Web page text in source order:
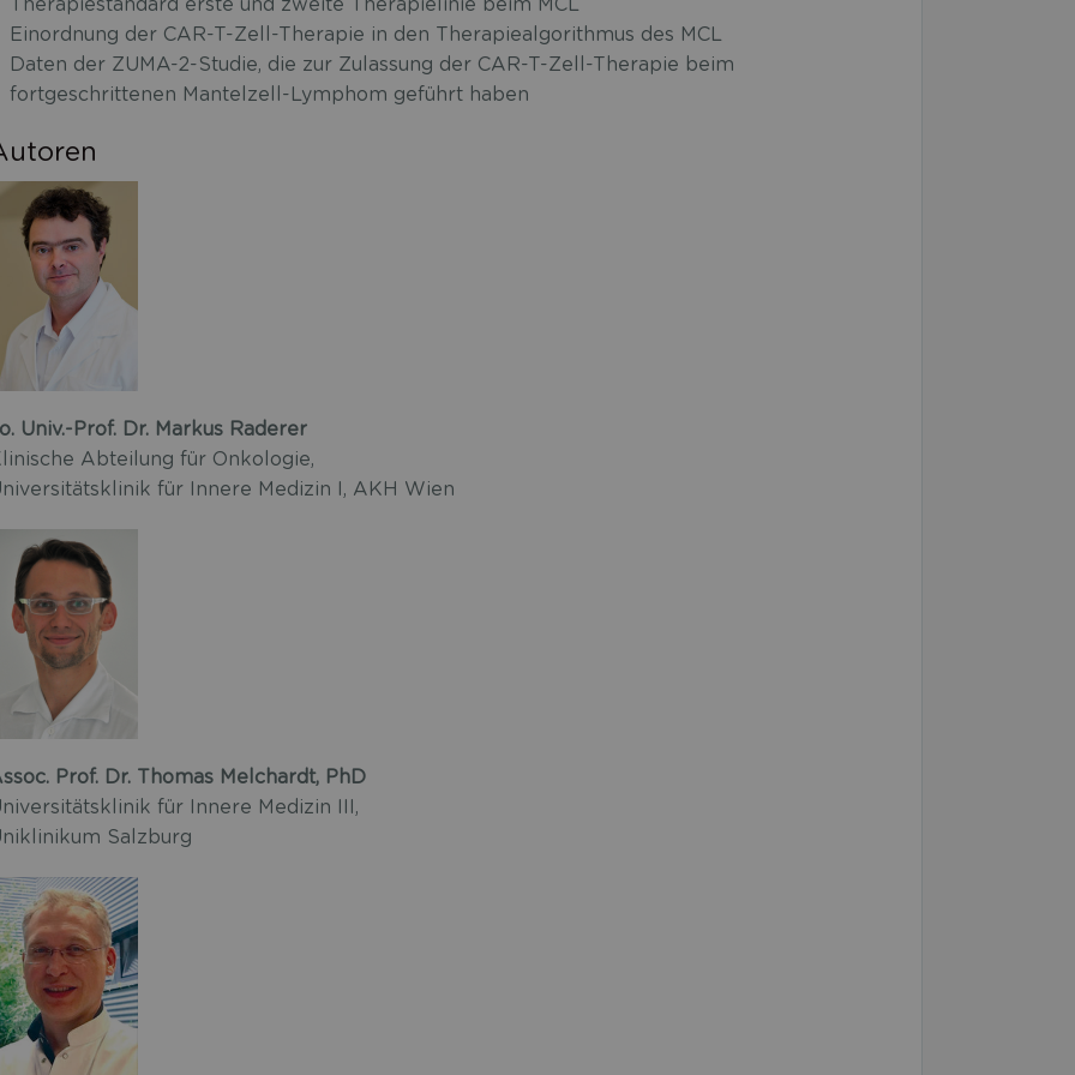
Therapiestandard erste und zweite Therapielinie beim MCL
Einordnung der CAR-T-Zell-Therapie in den Therapiealgorithmus des MCL
Daten der ZUMA-2-Studie, die zur Zulassung der CAR-T-Zell-Therapie beim
fortgeschrittenen Mantelzell-Lymphom geführt haben
Univ.-Prof. Dr. Markus Raderer
Abteilung für Onkologie,
für Innere Medizin I, AKH Wien
Prof. Dr. Thomas Melchardt, PhD
für Innere Medizin III,
Salzburg